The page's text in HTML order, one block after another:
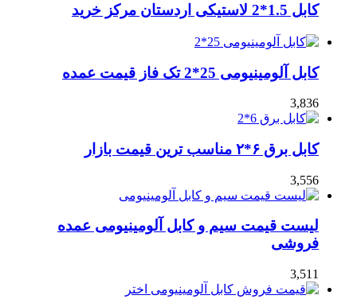
کابل 1.5*2 لاستیکی اردستان مرکز خرید
کابل آلومینیومی 25*2 تک فاز قیمت عمده
3,836
کابل برق ۶*۲ مناسب ترین قیمت بازار
3,556
لیست قیمت سیم و کابل آلومینیومی عمده
فروشی
3,511